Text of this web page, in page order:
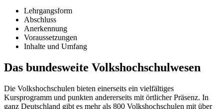
Lehrgangsform
Abschluss
Anerkennung
Voraussetzungen
Inhalte und Umfang
Das bundesweite Volkshochschulwesen
Die Volkshochschulen bieten einerseits ein vielfältiges
Kursprogramm und punkten andererseits mit örtlicher Präsenz. In
ganz Deutschland gibt es mehr als 800 Volkshochschulen mit über